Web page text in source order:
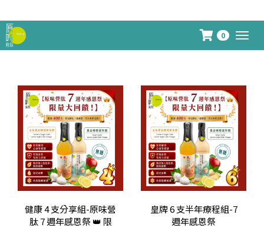
0
健康 4 支分享組-原味營
肽 7 週年感恩祭 👑 限
皇牌 6 支半年療程組-7
週年感恩祭